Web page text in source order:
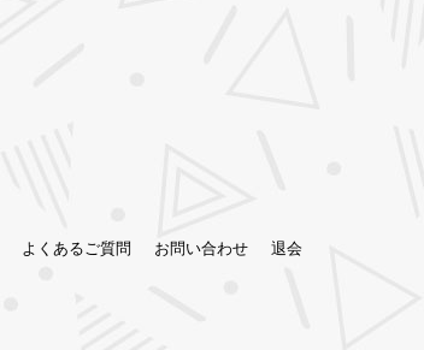
よくあるご質問 お問い合わせ
退会